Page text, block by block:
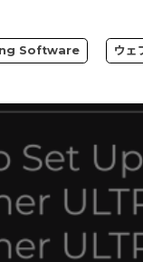
Software ウェ